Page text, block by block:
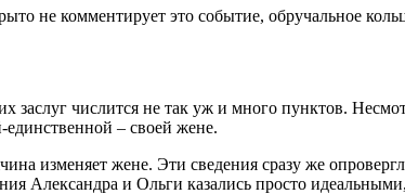
не комментирует это событие, обручальное
числится не так уж и много пунктов.
единственной – своей жене.
изменяет жене. Эти сведения сразу же
Александра и Ольги казались просто